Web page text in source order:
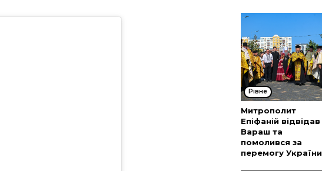
Рівне
Митрополит
Епіфаній відвідав
Вараш та
помолився за
перемогу України